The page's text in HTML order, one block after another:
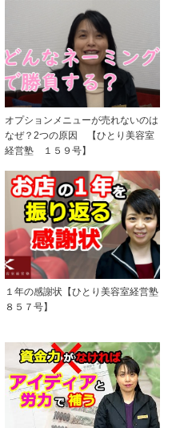
オプションメニューが売れないのは
なぜ？2つの原因 【ひとり美容室
経営塾 １５９号】
１年の感謝状【ひとり美容室経営塾
８５７号】